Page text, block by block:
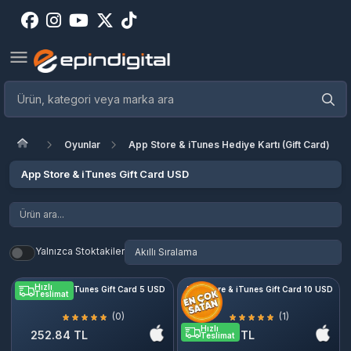
Oyunlar App Store & iTunes Hediye Kartı (Gift Card)
App Store & iTunes Gift Card USD
Yalnızca Stoktakiler
Hızlı
Teslimat
App Store & iTunes Gift Card 5 USD
(0)
252.84 TL Hızlı
Teslimat
App Store & iTunes Gift Card 10 USD
(1)
505.68 TL